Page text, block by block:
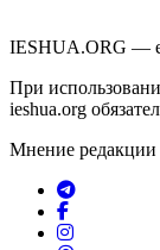
IESHUA.ORG —
При
ieshua.org
Мнение редакции